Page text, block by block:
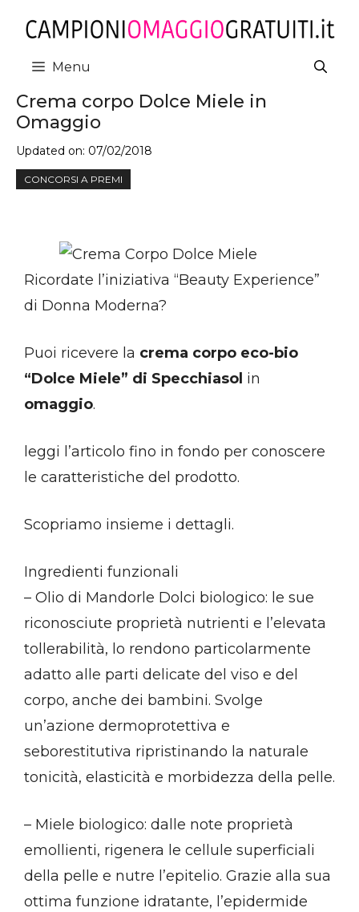
contenuto
Menu
Crema corpo Dolce Miele in
Omaggio
Updated on: 07/02/2018
CONCORSI A PREMI
Ricordate l’iniziativa “Beauty Experience”
di Donna Moderna?
Puoi ricevere la crema corpo eco-bio
“Dolce Miele” di Specchiasol in
omaggio.
leggi l’articolo fino in fondo per conoscere
le caratteristiche del prodotto.
Scopriamo insieme i dettagli.
Ingredienti funzionali
– Olio di Mandorle Dolci biologico: le sue
riconosciute proprietà nutrienti e l’elevata
tollerabilità, lo rendono particolarmente
adatto alle parti delicate del viso e del
corpo, anche dei bambini. Svolge
un’azione dermoprotettiva e
seborestitutiva ripristinando la naturale
tonicità, elasticità e morbidezza della pelle.
– Miele biologico: dalle note proprietà
emollienti, rigenera le cellule superficiali
della pelle e nutre l’epitelio. Grazie alla sua
ottima funzione idratante, l’epidermide